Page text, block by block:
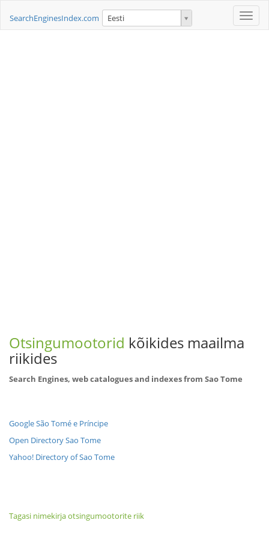
Toggle
SearchEnginesIndex.com Eesti
Otsingumootorid kõikides maailma
riikides
Search Engines, web catalogues and indexes from Sao Tome
Google São Tomé e Príncipe
Open Directory Sao Tome
Yahoo! Directory of Sao Tome
Tagasi nimekirja otsingumootorite riik